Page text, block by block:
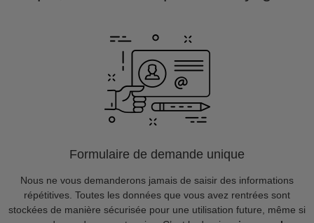
Formulaire de demande unique
Nous ne vous demanderons jamais de saisir des informations
répétitives. Toutes les données que vous avez rentrées sont
stockées de manière sécurisée pour une utilisation future, même si